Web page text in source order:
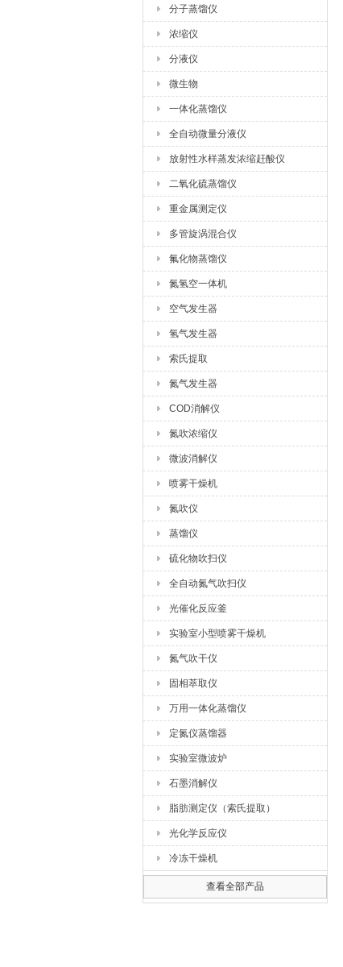
分子蒸馏仪
浓缩仪
分液仪
微生物
一体化蒸馏仪
全自动微量分液仪
放射性水样蒸发浓缩赶酸仪
二氧化硫蒸馏仪
重金属测定仪
多管旋涡混合仪
氟化物蒸馏仪
氮氢空一体机
空气发生器
氢气发生器
索氏提取
氮气发生器
COD消解仪
氮吹浓缩仪
微波消解仪
喷雾干燥机
氮吹仪
蒸馏仪
硫化物吹扫仪
全自动氮气吹扫仪
光催化反应釜
实验室小型喷雾干燥机
氮气吹干仪
固相萃取仪
万用一体化蒸馏仪
定氮仪蒸馏器
实验室微波炉
石墨消解仪
脂肪测定仪（索氏提取）
光化学反应仪
冷冻干燥机
查看全部产品